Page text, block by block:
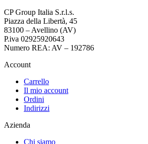
CP Group Italia S.r.l.s.
Piazza della Libertà, 45
83100 – Avellino (AV)
P.iva 02925920643
Numero REA: AV – 192786
Account
Carrello
Il mio account
Ordini
Indirizzi
Azienda
Chi siamo